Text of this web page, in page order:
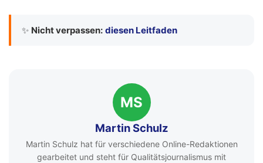
✨ Nicht verpassen: diesen Leitfaden
MS
Martin Schulz
Martin Schulz hat für verschiedene Online-Redaktionen
gearbeitet und steht für Qualitätsjournalismus mit